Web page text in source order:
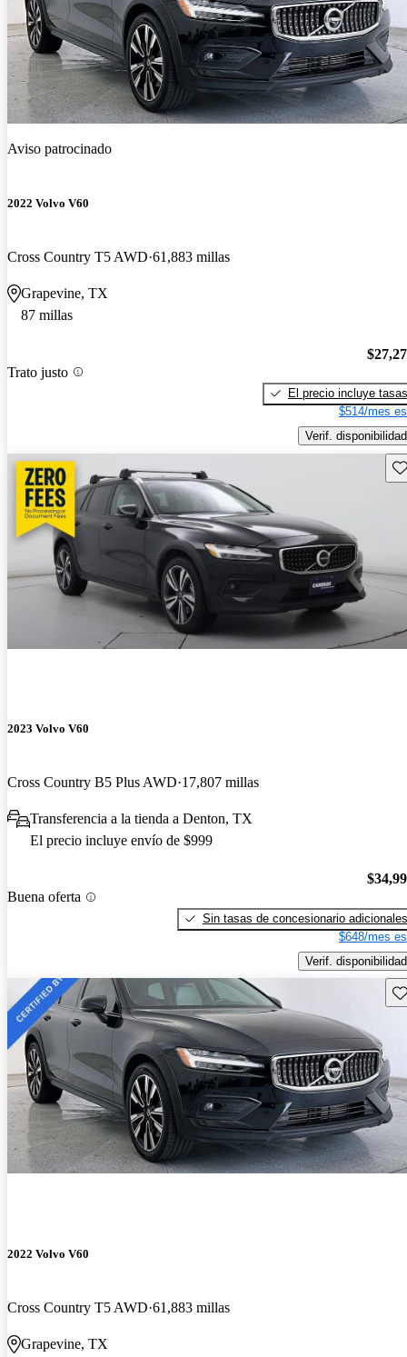
Aviso patrocinado
2022 Volvo V60
Cross Country T5 AWD 61,883 millas
Grapevine, TX
87 millas
Trato justo
El precio incluye tasas
$514/mes
Verif. disponibilidad
2023 Volvo V60
Cross Country B5 Plus AWD 17,807 millas
Transferencia a la tienda a Denton, TX
El precio incluye envío de $999
Buena oferta
Sin tasas de concesionario adicionales
$648/mes
Verif. disponibilidad
2022 Volvo V60
Cross Country T5 AWD 61,883 millas
Grapevine, TX